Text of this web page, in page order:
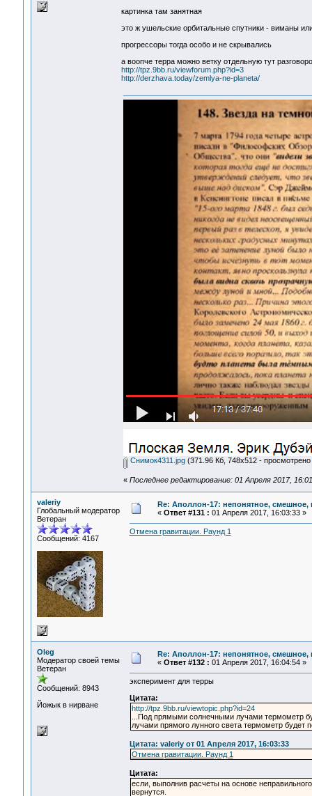
картинка там занятная
это ж ушельские орбитальные спутники - виманы
прогрессоры тогда особо и не скрывались
а воопче терра можно ветку отдельную тут
http://tpz.9bb.ru/viewforum.php?id=3
http://derzhava.today/zemlya-ne-planeta/
Снимок4311.jpg(371.96 Кб, 748x512 - просмотрено
« Последнее редактирование: 01 Апреля 2017,
valeriy
Глобальный модератор
Ветеран
Сообщений: 4167
Re: Аполлон-17: непонятное, смешное,
« Ответ #131 : 01 Апреля 2017, 16:03:33 »
Отмена гравитации. Раунд 1
Oleg
Модератор своей темы
Ветеран
Сообщений: 8943
Йожык в нирване
Re: Аполлон-17: непонятное, смешное,
« Ответ #132 : 01 Апреля 2017, 16:04:54 »
эксперимент для терры
Цитата:
http://tpz.9bb.ru/viewtopic.php?id=24
...Под прямыми солнечными лучами термометр
лучами прямого лунного света термометр
Цитата: valeriy от 01 Апреля 2017, 16:03:33
Отмена гравитации. Раунд 1
Цитата:
если, выполнив расчеты на основе
вернутся.